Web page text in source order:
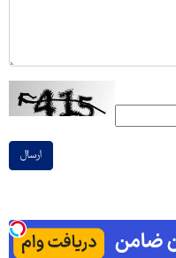
ارسال